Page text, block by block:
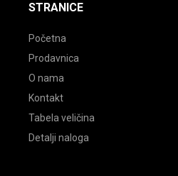
STRANICE
Početna
Prodavnica
O nama
Kontakt
Tabela veličina
Detalji naloga